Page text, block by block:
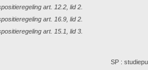
art. 12.2, lid 2.
art. 16.9, lid 2.
art. 15.1, lid 3.
SP :